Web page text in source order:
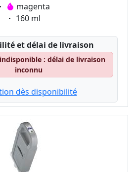
Eigenschaft:
magenta
Eigenschaft:
160 ml
et délai de livraison
: délai de livraison
inconnu
dès disponibilité